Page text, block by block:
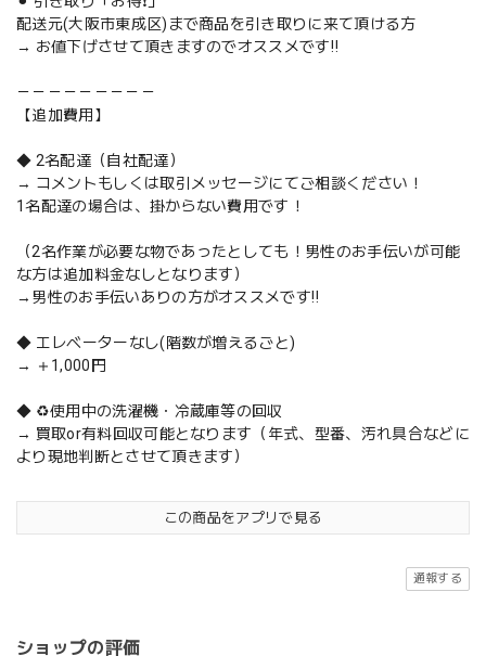
配送元(大阪市東成区)まで商品を引き取りに来て頂ける方
→ お値下げさせて頂きますのでオススメです‼️
－－－－－－－－－
【追加費用】
◆ 2名配達（自社配達）
→ コメントもしくは取引メッセージにてご相談ください！
1名配達の場合は、掛からない費用です！
（2名作業が必要な物であったとしても！男性のお手伝いが可能
な方は追加料金なしとなります）
→男性のお手伝いありの方がオススメです‼️
◆ エレベーターなし(階数が増えるごと)
→ ＋1,000円
◆ ♻️使用中の洗濯機・冷蔵庫等の回収
→ 買取or有料回収可能となります（年式、型番、汚れ具合などに
より現地判断とさせて頂きます）
この商品をアプリで見る
通報する
ショップの評価